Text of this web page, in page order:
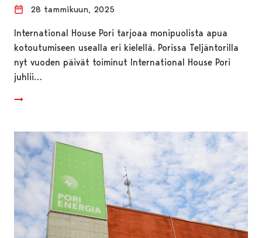
28 tammikuun, 2025
International House Pori tarjoaa monipuolista apua
kotoutumiseen usealla eri kielellä. Porissa Teljäntorilla
nyt vuoden päivät toiminut International House Pori
juhlii…